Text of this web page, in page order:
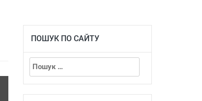
ПОШУК ПО САЙТУ